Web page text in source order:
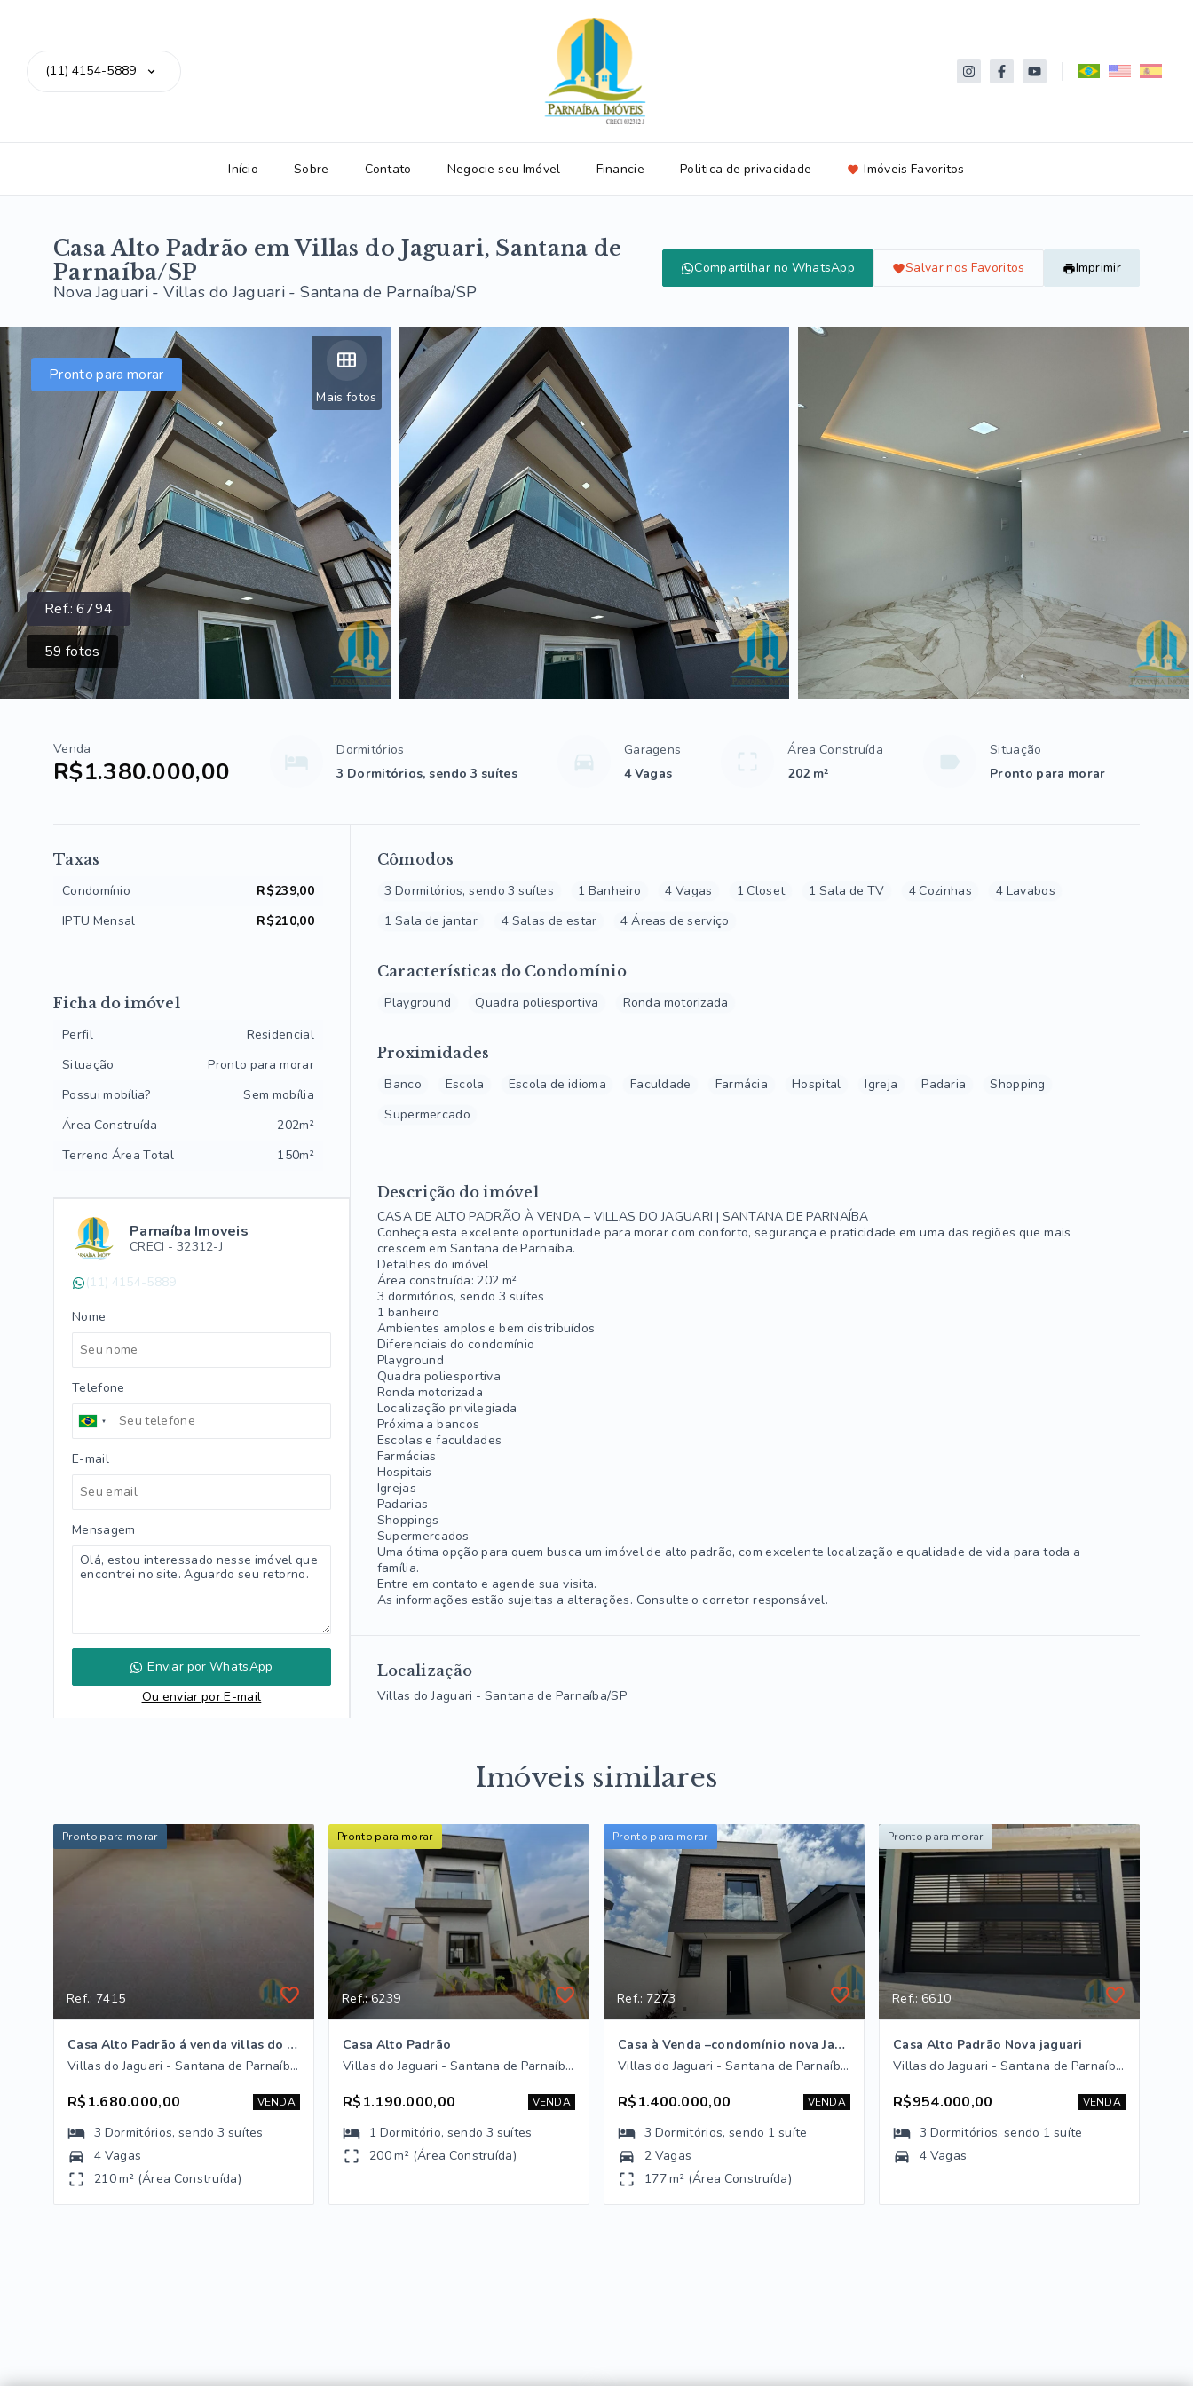
(11) 4154-5889
Início Sobre Contato Negocie seu Imóvel Financie Politica de privacidade Imóveis Favoritos
Casa Alto Padrão em Villas do Jaguari, Santana de
Parnaíba/SP
Nova Jaguari -Villas do Jaguari - Santana de Parnaíba/SP
Compartilhar no WhatsApp Salvar nos Favoritos Imprimir
Ref.:6794
59 fotos
Mais fotos
Pronto para morar
Venda
R$1.380.000,00
Dormitórios
3 Dormitórios, sendo 3 suítes
Garagens
4 Vagas
Área Construída
202 m²
Situação
Pronto para morar
Cômodos
3 Dormitórios, sendo 3 suítes 1 Banheiro 4 Vagas 1 Closet 1 Sala de TV 4 Cozinhas
4 Lavabos
1 Sala de jantar
4 Salas de estar 4 Áreas de serviço
Características do Condomínio
Playground Quadra poliesportiva Ronda motorizada
Proximidades
Banco Escola Escola de idioma Faculdade Farmácia Hospital Igreja Padaria
Shopping
Supermercado
Descrição do imóvel
CASA DE ALTO PADRÃO À VENDA – VILLAS DO JAGUARI | SANTANA DE PARNAÍBA
Conheça esta excelente oportunidade para morar com conforto, segurança e praticidade em uma das regiões que mais
crescem em Santana de Parnaíba.
Detalhes do imóvel
Área construída: 202 m²
3 dormitórios, sendo 3 suítes
1 banheiro
Ambientes amplos e bem distribuídos
Diferenciais do condomínio
Playground
Quadra poliesportiva
Ronda motorizada
Localização privilegiada
Próxima a bancos
Escolas e faculdades
Farmácias
Hospitais
Igrejas
Padarias
Shoppings
Supermercados
Uma ótima opção para quem busca um imóvel de alto padrão, com excelente localização e qualidade de vida para toda a
família.
Entre em contato e agende sua visita.
As informações estão sujeitas a alterações. Consulte o corretor responsável.
Localização
Villas do Jaguari - Santana de Parnaíba/SP
Taxas
Condomínio
R$239,00
IPTU Mensal
R$210,00
Ficha do imóvel
Perfil
Residencial
Situação
Pronto para morar
Possui mobília?
Sem mobília
Área Construída
202m²
Terreno Área Total
150m²
Parnaíba Imoveis
CRECI - 32312-J
(11) 4154-5889
Nome
Telefone
E-mail
Mensagem
Enviar por WhatsApp
Ou enviar por E-mail
Imóveis similares
Pronto para morar
Ref.: 7415
Casa Alto Padrão á venda villas do jaguari
Villas do Jaguari - Santana de Parnaíba/SP
R$1.680.000,00 VENDA
3 Dormitórios, sendo3 suítes
4 Vagas
210 m² (Área Construída)
Pronto para morar
Ref.: 6239
Casa Alto Padrão
Villas do Jaguari - Santana de Parnaíba/SP
R$1.190.000,00 VENDA
1 Dormitório, sendo 3 suítes
200 m² (Área Construída)
Pronto para morar
Ref.: 7273
Casa à Venda –condomínio nova Jaguari Santana de Parnaíba/SP
Villas do Jaguari - Santana de Parnaíba/SP
R$1.400.000,00 VENDA
3 Dormitórios, sendo 1 suíte
2 Vagas
177 m² (Área Construída)
Pronto para morar
Ref.: 6610
Casa Alto Padrão Nova jaguari
Villas do Jaguari - Santana de Parnaíba/SP
R$954.000,00 VENDA
3 Dormitórios, sendo 1 suíte
4 Vagas